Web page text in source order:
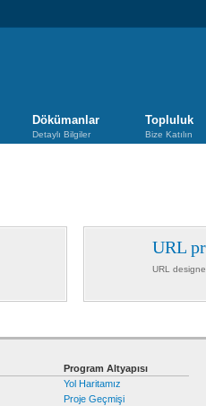
Dökümanlar
Detaylı Bilgiler
Topluluk
Bize Katılın
URL
URL
Program Altyapısı
Yol Haritamız
Proje Geçmişi